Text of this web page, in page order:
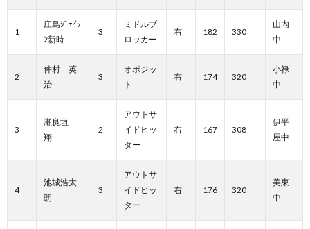
1
庄島ｼﾞｪｲｿ
ﾝ新時
3
ミドルブ
ロッカー
右 182 330
山内
中
2
仲村 英
治
3
オポジッ
ト
右 174 320
小禄
中
3
瀬良垣
翔
2
アウトサ
イドヒッ
ター
右 167 308
伊平
屋中
4
池城浩太
朗
3
アウトサ
イドヒッ
ター
右 176 320
美東
中